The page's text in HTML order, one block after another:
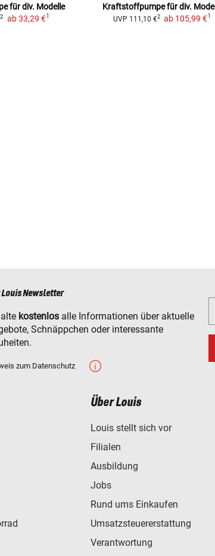
für div. Modelle
2 ab 33,29 €1
Kraftstoffpumpe für div.
UVP 111,10 €2 ab 105,99 €1
Louis Newsletter
kostenlos alle Informationen über aktuelle
Schnäppchen oder interessante
zum Datenschutz
Über Louis
Louis stellt sich vor
Filialen
Ausbildung
Jobs
Rund ums Einkaufen
Umsatzsteuererstattung
Verantwortung